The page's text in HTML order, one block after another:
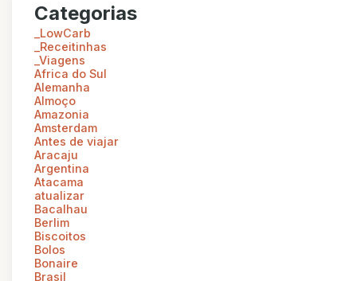
Categorias
_LowCarb
_Receitinhas
_Viagens
Africa do Sul
Alemanha
Almoço
Amazonia
Amsterdam
Antes de viajar
Aracaju
Argentina
Atacama
atualizar
Bacalhau
Berlim
Biscoitos
Bolos
Bonaire
Brasil